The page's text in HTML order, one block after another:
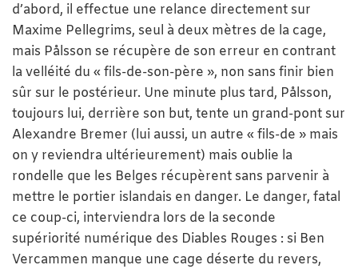
d’abord, il effectue une relance directement sur
Maxime Pellegrims, seul à deux mètres de la cage,
mais Pålsson se récupère de son erreur en contrant
la velléité du « fils-de-son-père », non sans finir bien
sûr sur le postérieur. Une minute plus tard, Pålsson,
toujours lui, derrière son but, tente un grand-pont sur
Alexandre Bremer (lui aussi, un autre « fils-de » mais
on y reviendra ultérieurement) mais oublie la
rondelle que les Belges récupèrent sans parvenir à
mettre le portier islandais en danger. Le danger, fatal
ce coup-ci, interviendra lors de la seconde
supériorité numérique des Diables Rouges : si Ben
Vercammen manque une cage déserte du revers,